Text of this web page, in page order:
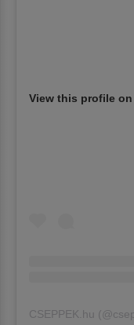
View this profile
CSEPPEK.hu (@